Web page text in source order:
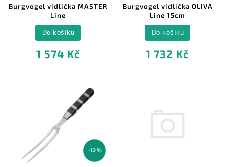
Burgvogel vidlička MASTER
Line
1 574 Kč
Do košíku
Burgvogel vidlička OLIVA
Line 15cm
1 732 Kč
Do košíku
–12 %